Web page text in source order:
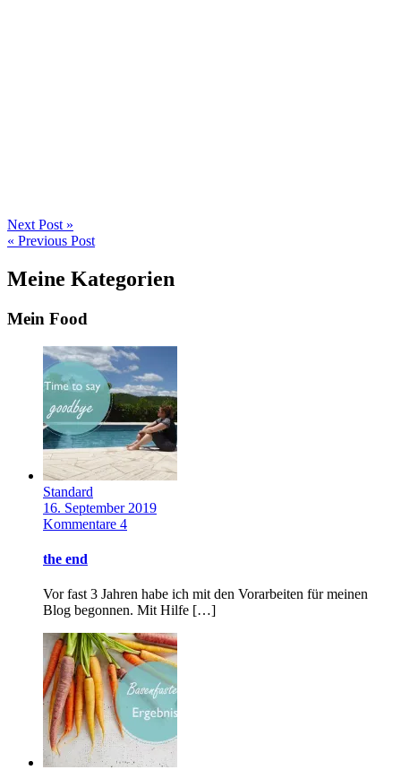
Next Post »
« Previous Post
Meine Kategorien
Mein Food
Standard
16. September 2019
Kommentare 4
the end
Vor fast 3 Jahren habe ich mit den Vorarbeiten für meinen
Blog begonnen. Mit Hilfe […]